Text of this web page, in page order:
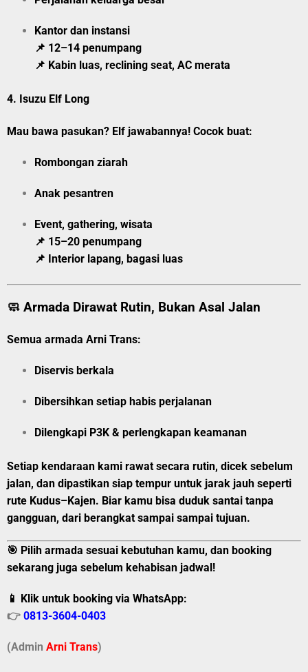
Kantor dan instansi
📌 12–14 penumpang
📌 Kabin luas, reclining seat, AC merata
4. Isuzu Elf Long
Mau bawa pasukan? Elf jawabannya! Cocok buat:
Rombongan ziarah
Anak pesantren
Event, gathering, wisata
📌 15–20 penumpang
📌 Interior lapang, bagasi luas
🧼 Armada Dirawat Rutin, Bukan Asal Jalan
Semua armada Arni Trans:
Diservis berkala
Dibersihkan setiap habis perjalanan
Dilengkapi P3K & perlengkapan keamanan
Setiap kendaraan kami rawat secara rutin, dicek sebelum
jalan, dan dipastikan siap tempur untuk jarak jauh seperti
rute Kudus–Kajen. Biar kamu bisa duduk santai tanpa
gangguan, dari berangkat sampai sampai tujuan.
🎯 Pilih armada sesuai kebutuhan kamu, dan booking
sekarang juga sebelum kehabisan jadwal!
📱 Klik untuk booking via WhatsApp:
👉 0813-3604-0403
(Admin Arni Trans)